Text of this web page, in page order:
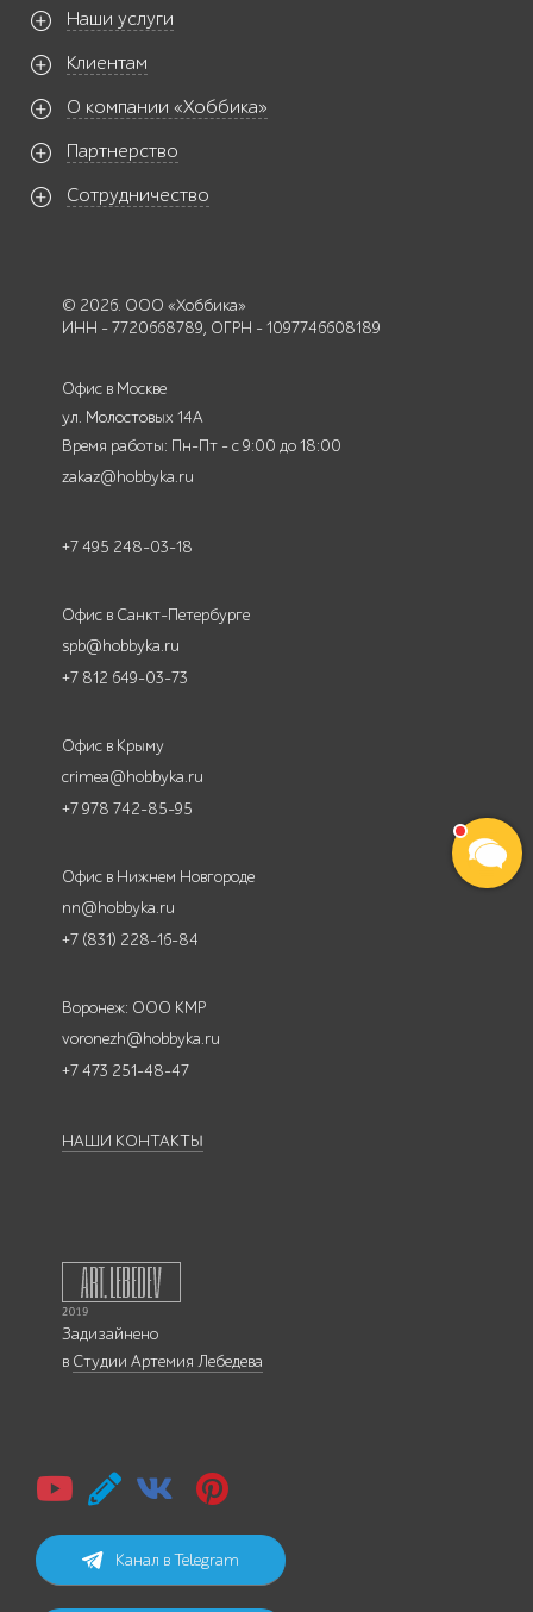
Наши услуги
Клиентам
О компании «Хоббика»
Партнерство
Сотрудничество
© 2026. ООО «Хоббика»
ИНН - 7720668789, ОГРН - 1097746608189
Офис в Москве
ул. Молостовых 14А
Время работы: Пн-Пт - с 9:00 до 18:00
zakaz@hobbyka.ru
+7 495 248-03-18
Офис в Санкт-Петербурге
spb@hobbyka.ru
+7 812 649-03-73
Офис в Крыму
crimea@hobbyka.ru
+7 978 742-85-95
Офис в Нижнем Новгороде
nn@hobbyka.ru
+7 (831) 228-16-84
Воронеж: ООО КМР
voronezh@hobbyka.ru
+7 473 251-48-47
НАШИ КОНТАКТЫ
Задизайнено
в Студии Артемия Лебедева
Канал в Telegram